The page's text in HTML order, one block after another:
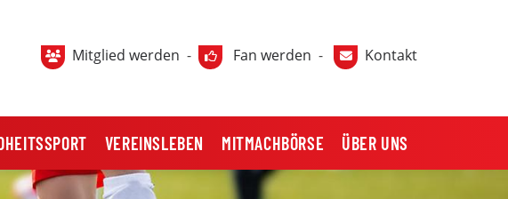
Mitglied werden - Fan werden - Kontakt
VEREINSLEBEN MITMACHBÖRSE ÜBER UNS